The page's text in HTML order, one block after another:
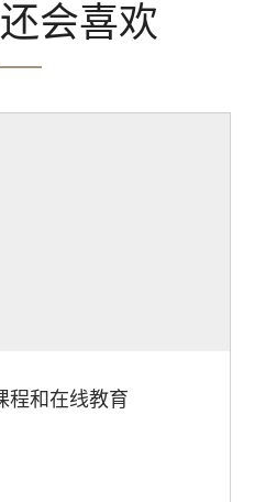
会喜欢
程和在线教育